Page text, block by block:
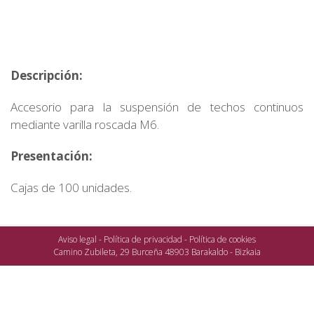
Descripción:
Accesorio para la suspensión de techos continuos
mediante varilla roscada M6.
Presentación:
Cajas de 100 unidades.
Aviso legal - Política de privacidad - Política de cookies
Camino Zubileta, 29 Burceña 48903 Barakaldo - Bizkaia